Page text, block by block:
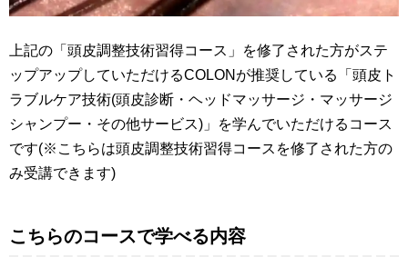
上記の「頭皮調整技術習得コース」を修了された方がステ
ップアップしていただけるCOLONが推奨している「頭皮ト
ラブルケア技術(頭皮診断・ヘッドマッサージ・マッサージ
シャンプー・その他サービス)」を学んでいただけるコース
です(※こちらは頭皮調整技術習得コースを修了された方の
み受講できます)
こちらのコースで学べる内容